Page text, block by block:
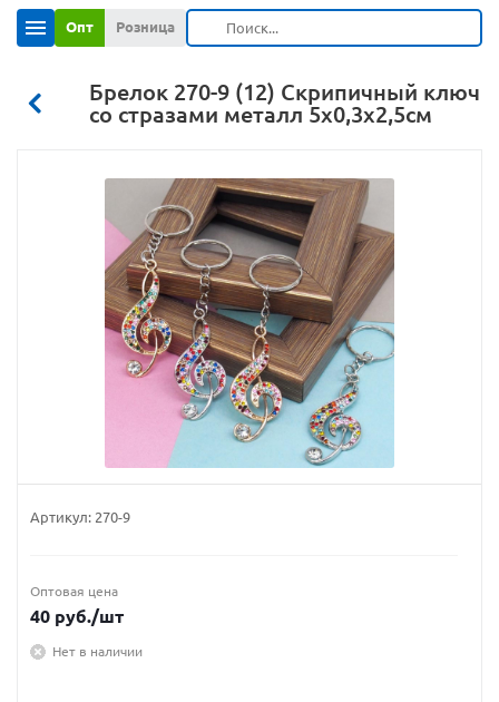
Опт Розница
Брелок 270-9 (12) Скрипичный ключ
со стразами металл 5х0,3х2,5см
Артикул: 270-9
Оптовая цена
40 руб./шт
Нет в наличии